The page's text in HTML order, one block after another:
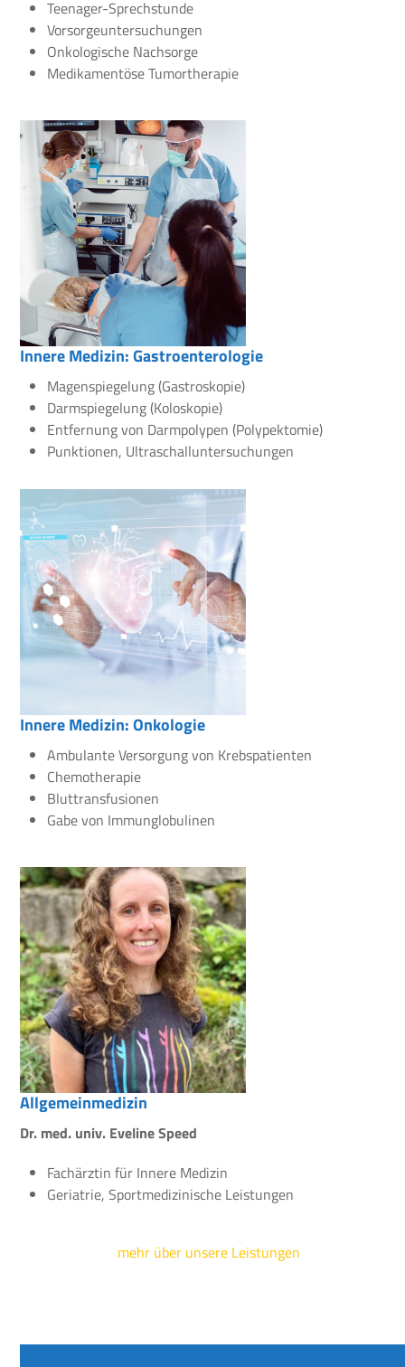
Teenager-Sprechstunde
Vorsorgeuntersuchungen
Onkologische Nachsorge
Medikamentöse Tumortherapie
Innere Medizin: Gastroenterologie
Magenspiegelung (Gastroskopie)
Darmspiegelung (Koloskopie)
Entfernung von Darmpolypen (Polypektomie)
Punktionen, Ultraschalluntersuchungen
Innere Medizin: Onkologie
Ambulante Versorgung von Krebspatienten
Chemotherapie
Bluttransfusionen
Gabe von Immunglobulinen
Allgemeinmedizin
Dr. med. univ. Eveline Speed
Fachärztin für Innere Medizin
Geriatrie, Sportmedizinische Leistungen
mehr über unsere Leistungen